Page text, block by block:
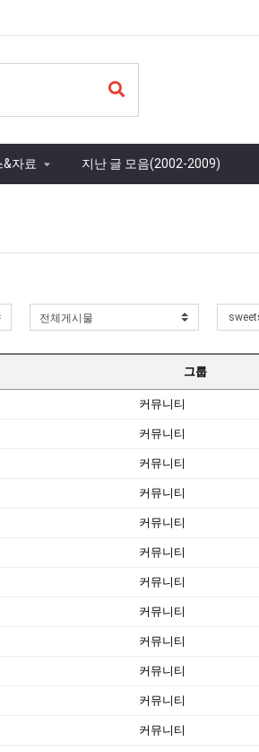
&자료 지난 글 모음(2002-2009)
그룹
커뮤니티
커뮤니티
커뮤니티
커뮤니티
커뮤니티
커뮤니티
커뮤니티
커뮤니티
커뮤니티
커뮤니티
커뮤니티
커뮤니티